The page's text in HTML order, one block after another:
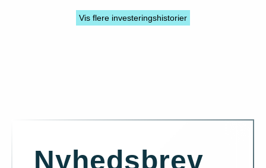
Vis flere investeringshistorier
Nyhedsbrev